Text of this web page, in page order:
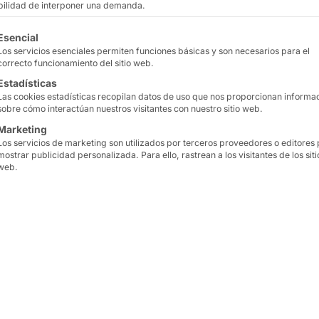
Los PC táctiles
para la eficiencia
requieren un bajo
generación de calor.
equipados con los
anterior modelo V40.
El procesador S905D3
energético y ofrece 1,2
tareas básicas de IA
procesador resulta
sensibles a los costes
interactivos que
resolución y una fácil
se encuentran en
de interponer una demanda.
se enumeran los grupos de servicios para los
servicios esenciales permiten funciones básicas y son necesarios para el
funcionamiento del sitio web.
cookies estadísticas recopilan datos de uso que nos proporcionan
cómo interactúan nuestros visitantes con nuestro sitio web.
servicios de marketing son utilizados por terceros proveedores o editores
publicidad personalizada. Para ello, rastrean a los visitantes de los